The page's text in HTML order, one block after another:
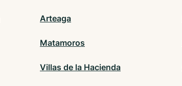
Arteaga
Matamoros
Villas de la Hacienda